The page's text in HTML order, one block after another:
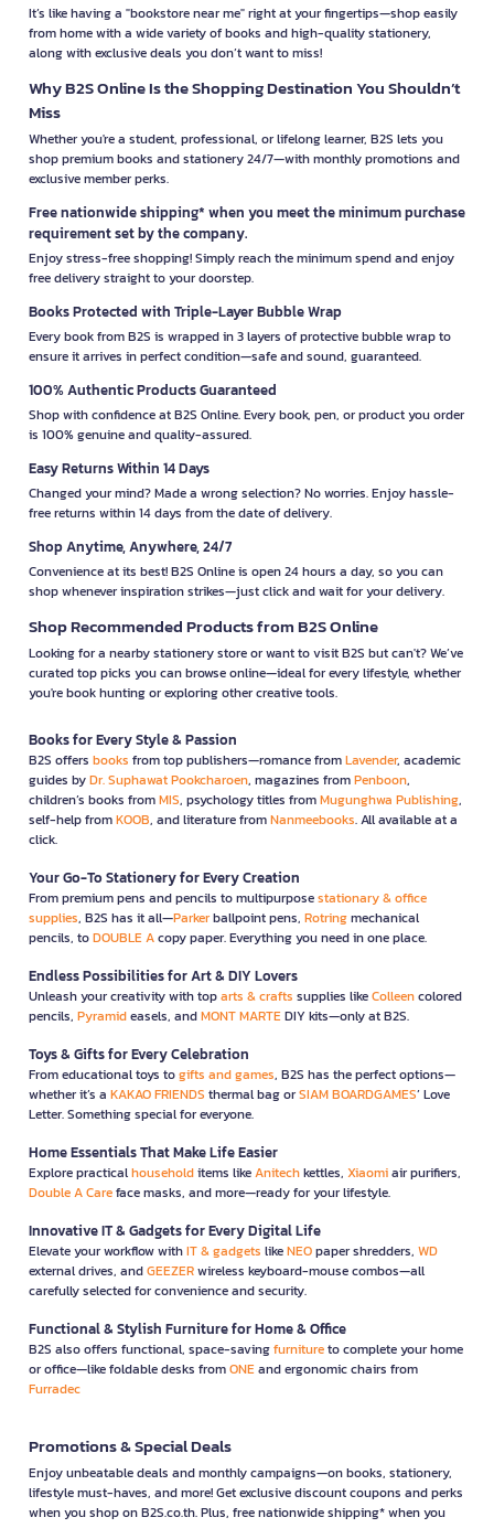
It’s like having a "bookstore near me" right at your fingertips—shop easily
from home with a wide variety of books and high-quality stationery,
along with exclusive deals you don’t want to miss!
Why B2S Online Is the Shopping Destination You Shouldn’t
Miss
Whether you're a student, professional, or lifelong learner, B2S lets you
shop premium books and stationery 24/7—with monthly promotions and
exclusive member perks.
Free nationwide shipping* when you meet the minimum purchase
requirement set by the company.
Enjoy stress-free shopping! Simply reach the minimum spend and enjoy
free delivery straight to your doorstep.
Books Protected with Triple-Layer Bubble Wrap
Every book from B2S is wrapped in 3 layers of protective bubble wrap to
ensure it arrives in perfect condition—safe and sound, guaranteed.
100% Authentic Products Guaranteed
Shop with confidence at B2S Online. Every book, pen, or product you order
is 100% genuine and quality-assured.
Easy Returns Within 14 Days
Changed your mind? Made a wrong selection? No worries. Enjoy hassle-
free returns within 14 days from the date of delivery.
Shop Anytime, Anywhere, 24/7
Convenience at its best! B2S Online is open 24 hours a day, so you can
shop whenever inspiration strikes—just click and wait for your delivery.
Shop Recommended Products from B2S Online
Looking for a nearby stationery store or want to visit B2S but can't? We’ve
curated top picks you can browse online—ideal for every lifestyle, whether
you're book hunting or exploring other creative tools.
Books for Every Style & Passion
B2S offers books from top publishers—romance fromLavender, academic
guides byDr. Suphawat Pookcharoen, magazines fromPenboon,
children’s books fromMIS, psychology titles fromMugunghwa Publishing,
self-help fromKOOB, and literature fromNanmeebooks. All available at a
click.
Your Go-To Stationery for Every Creation
From premium pens and pencils to multipurposestationary & office
supplies, B2S has it all—Parkerballpoint pens, Rotringmechanical
pencils, toDOUBLE Acopy paper. Everything you need in one place.
Endless Possibilities for Art & DIY Lovers
Unleash your creativity with toparts & crafts supplies likeColleencolored
pencils, Pyramideasels, andMONT MARTEDIY kits—only at B2S.
Toys & Gifts for Every Celebration
From educational toys togifts and games, B2S has the perfect options—
whether it’s a KAKAO FRIENDS thermal bag orSIAM BOARDGAMES’ Love
Letter. Something special for everyone.
Home Essentials That Make Life Easier
Explore practicalhouseholditems likeAnitechkettles, Xiaomiair purifiers,
Double A Careface masks, and more—ready for your lifestyle.
Innovative IT & Gadgets for Every Digital Life
Elevate your workflow withIT & gadgets likeNEOpaper shredders, WD
external drives, andGEEZERwireless keyboard-mouse combos—all
carefully selected for convenience and security.
Functional & Stylish Furniture for Home & Office
B2S also offers functional, space-savingfurnitureto complete your home
or office—like foldable desks fromONEand ergonomic chairs from
Furradec
Promotions & Special Deals
Enjoy unbeatable deals and monthly campaigns—on books, stationery,
lifestyle must-haves, and more! Get exclusive discount coupons and perks
when you shop on B2S.co.th. Plus, free nationwide shipping* when you